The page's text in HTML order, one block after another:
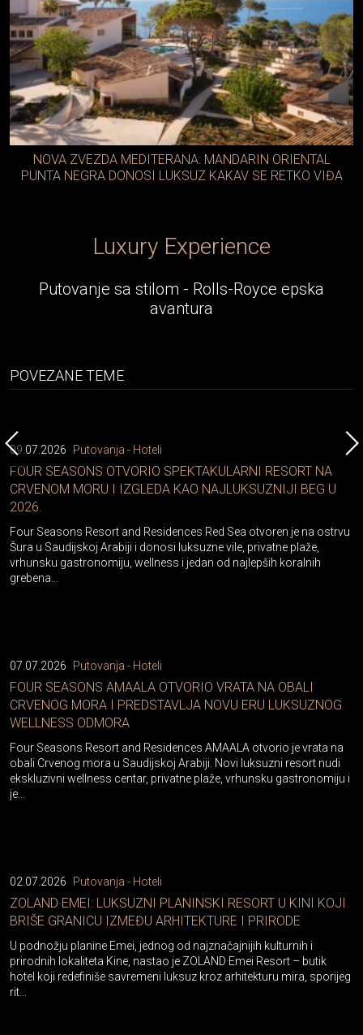
NOVA ZVEZDA MEDITERANA: MANDARIN ORIENTAL
PUNTA NEGRA DONOSI LUKSUZ KAKAV SE RETKO VIĐA
Luxury Experience
Putovanje sa stilom - Rolls-Royce epska
avantura
POVEZANE TEME
09.07.2026 Putovanja - Hoteli
FOUR SEASONS OTVORIO SPEKTAKULARNI RESORT NA
CRVENOM MORU I IZGLEDA KAO NAJLUKSUZNIJI BEG U
2026.
Four Seasons Resort and Residences Red Sea otvoren je na ostrvu
Šura u Saudijskoj Arabiji i donosi luksuzne vile, privatne plaže,
vrhunsku gastronomiju, wellness i jedan od najlepših koralnih
grebena...
07.07.2026 Putovanja - Hoteli
FOUR SEASONS AMAALA OTVORIO VRATA NA OBALI
CRVENOG MORA I PREDSTAVLJA NOVU ERU LUKSUZNOG
WELLNESS ODMORA
Four Seasons Resort and Residences AMAALA otvorio je vrata na
obali Crvenog mora u Saudijskoj Arabiji. Novi luksuzni resort nudi
ekskluzivni wellness centar, privatne plaže, vrhunsku gastronomiju i
je...
02.07.2026 Putovanja - Hoteli
ZOLAND·EMEI: LUKSUZNI PLANINSKI RESORT U KINI KOJI
BRIŠE GRANICU IZMEĐU ARHITEKTURE I PRIRODE
U podnožju planine Emei, jednog od najznačajnijih kulturnih i
prirodnih lokaliteta Kine, nastao je ZOLAND·Emei Resort – butik
hotel koji redefiniše savremeni luksuz kroz arhitekturu mira, sporijeg
rit...